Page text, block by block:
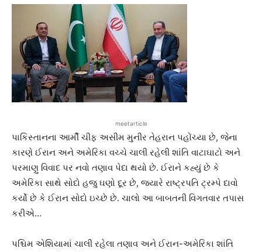
meetarticle
પાકિસ્તાનના આર્મી ચીફ અસીમ મુનીર તેહરાન પહોંચ્યા છે, જેના
કારણે ઈરાન અને અમેરિકા વચ્ચે ચાલી રહેલી શાંતિ વાટાઘાટો અને
પરમાણુ વિવાદ પર નવો તણાવ પેદા થયો છે. ઈરાને કહ્યું છે કે
અમેરિકા સાથે સોદો હજુ ઘણો દૂર છે, જ્યારે રાષ્ટ્રપતિ ટ્રમ્પે દાવો
કર્યો છે કે ઈરાન સોદો ઇચ્છે છે. ચાલો આ બાબતની વિગતવાર તપાસ
કરીએ…
પશ્ચિમ એશિયામાં ચાલી રહેલા તણાવ અને ઈરાન-અમેરિકા શાંતિ